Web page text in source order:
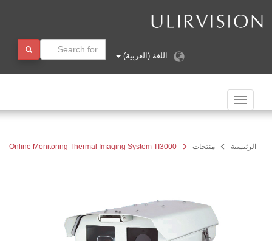
اللغة (العربية)
الملاحة
تبديل
الرئيسية منتجات Online Monitoring Thermal Imaging System TI3000